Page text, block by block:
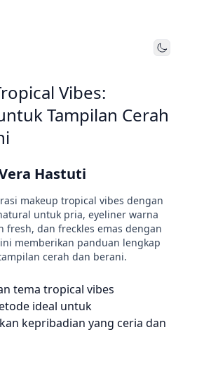
Toggle
Vibes:
Tampilan Cerah
Hastuti
makeup tropical vibes dengan
untuk pria, eyeliner warna
fresh, dan freckles emas dengan
memberikan panduan lengkap
cerah dan berani.
tema tropical vibes
ideal untuk
kepribadian yang ceria dan